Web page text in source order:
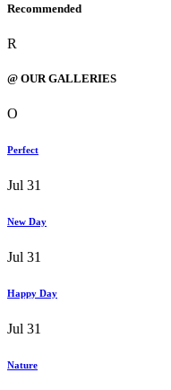
Recommended
R
@ OUR GALLERIES
O
Perfect
Jul 31
New Day
Jul 31
Happy Day
Jul 31
Nature